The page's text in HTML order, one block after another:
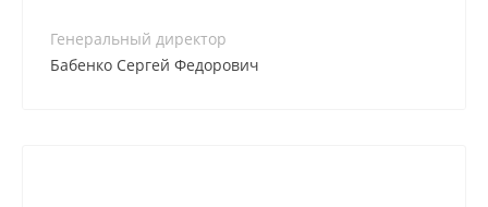
Генеральный директор
Бабенко Сергей Федорович